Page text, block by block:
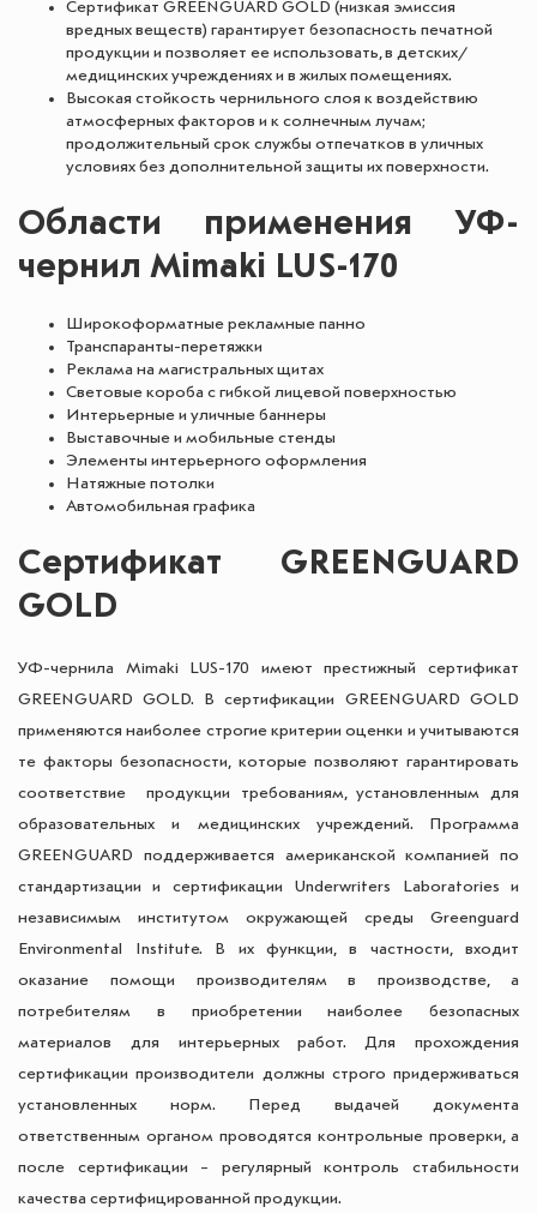
Сертификат GREENGUARD GOLD (низкая эмиссия
вредных веществ) гарантирует безопасность печатной
продукции и позволяет ее использовать, в детских/
медицинских учреждениях и в жилых помещениях.
Высокая стойкость чернильного слоя к воздействию
атмосферных факторов и к солнечным лучам;
продолжительный срок службы отпечатков в уличных
условиях без дополнительной защиты их поверхности.
Области применения УФ-
чернил Mimaki LUS-170
Широкоформатные рекламные панно
Транспаранты-перетяжки
Реклама на магистральных щитах
Световые короба с гибкой лицевой поверхностью
Интерьерные и уличные баннеры
Выставочные и мобильные стенды
Элементы интерьерного оформления
Натяжные потолки
Автомобильная графика
Сертификат GREENGUARD
GOLD
УФ-чернила Mimaki LUS-170 имеют престижный сертификат
GREENGUARD GOLD. В сертификации GREENGUARD GOLD
применяются наиболее строгие критерии оценки и учитываются
те факторы безопасности, которые позволяют гарантировать
соответствие продукции требованиям, установленным для
образовательных и медицинских учреждений. Программа
GREENGUARD поддерживается американской компанией по
стандартизации и сертификации Underwriters Laboratories и
независимым институтом окружающей среды Greenguard
Environmental Institute. В их функции, в частности, входит
оказание помощи производителям в производстве, а
потребителям в приобретении наиболее безопасных
материалов для интерьерных работ. Для прохождения
сертификации производители должны строго придерживаться
установленных норм. Перед выдачей документа
ответственным органом проводятся контрольные проверки, а
после сертификации – регулярный контроль стабильности
качества сертифицированной продукции.